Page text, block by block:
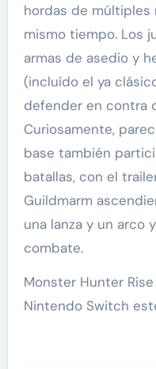
hordas de múltiples
mismo tiempo. Los
armas de asedio y
(incluído el ya
defender en contra
Curiosamente,
base también
batallas, con el
Guildmarm
una lanza y un arco
combate.
Monster Hunter
Nintendo Switch